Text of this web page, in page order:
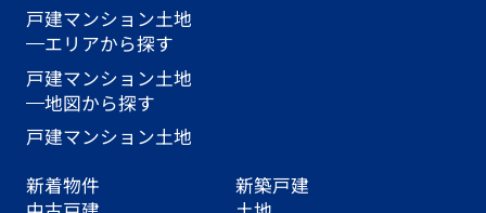
戸建マンション土地
エリアから探す
戸建マンション土地
地図から探す
戸建マンション土地
新着物件
新築戸建